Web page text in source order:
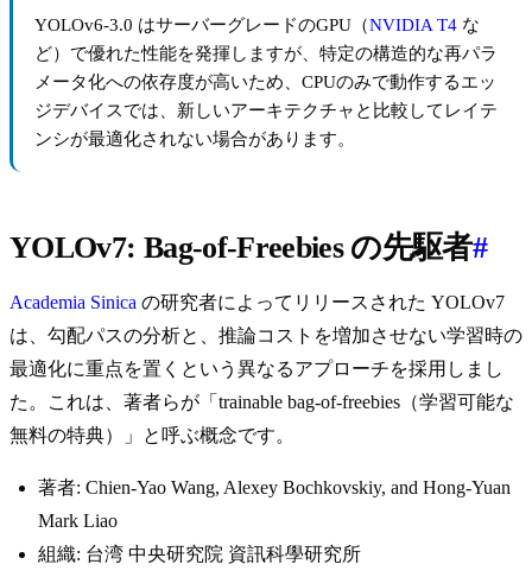
YOLOv6-3.0 はサーバーグレードのGPU（NVIDIA T4 な
ど）で優れた性能を発揮しますが、特定の構造的な再パラ
メータ化への依存度が高いため、CPUのみで動作するエッ
ジデバイスでは、新しいアーキテクチャと比較してレイテ
ンシが最適化されない場合があります。
YOLOv7: Bag-of-Freebies の先駆者#
Academia Sinica の研究者によってリリースされた YOLOv7
は、勾配パスの分析と、推論コストを増加させない学習時の
最適化に重点を置くという異なるアプローチを採用しまし
た。これは、著者らが「trainable bag-of-freebies（学習可能な
無料の特典）」と呼ぶ概念です。
著者: Chien-Yao Wang, Alexey Bochkovskiy, and Hong-Yuan
Mark Liao
組織: 台湾 中央研究院 資訊科學研究所